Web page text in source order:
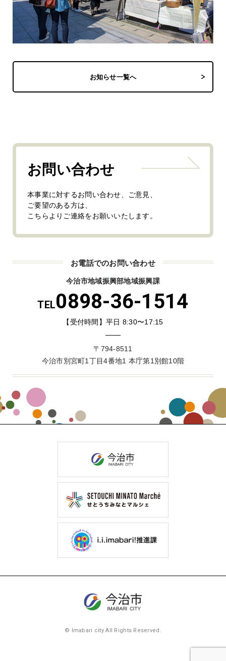
お知らせ一覧へ
お問い合わせ
本事業に対するお問い合わせ、ご意見、
ご要望のある方は、
こちらよりご連絡をお願いいたします。
お電話でのお問い合わせ
今治市地域振興部地域振興課
TEL0898-36-1514
【受付時間】平日 8:30〜17:15
〒794-8511
今治市別宮町1丁目4番地1 本庁第1別館10階
© Imabari city All Rights Reserved.